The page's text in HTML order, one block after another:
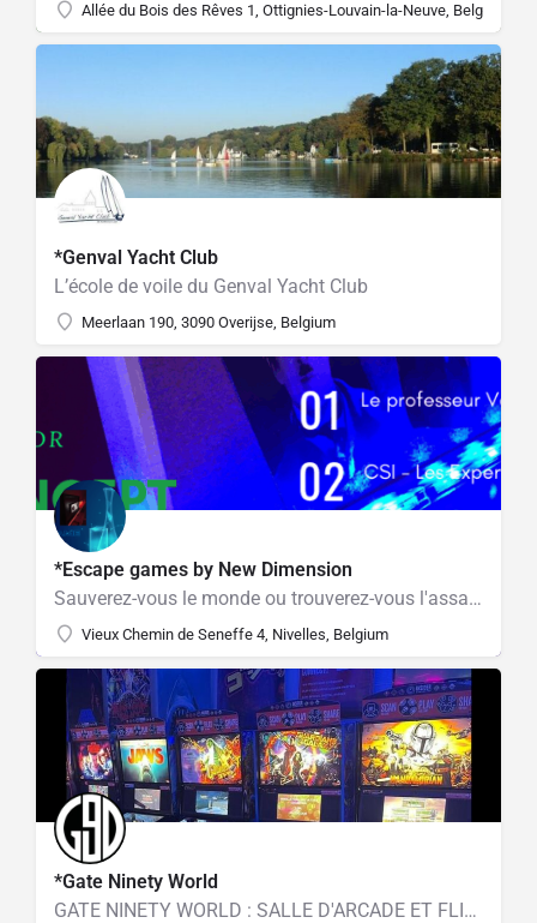
Allée du Bois des Rêves 1, Ottignies-Louvain-la-Neuve, Belgium
*Genval Yacht Club
L’école de voile du Genval Yacht Club
Meerlaan 190, 3090 Overijse, Belgium
*Escape games by New Dimension
Sauverez-vous le monde ou trouverez-vous l'assassin ?
Vieux Chemin de Seneffe 4, Nivelles, Belgium
*Gate Ninety World
GATE NINETY WORLD : SALLE D'ARCADE ET FLIPPERS à NIVELLES